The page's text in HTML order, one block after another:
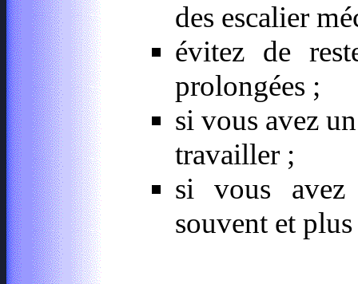
des escalier
évitez de
prolongées ;
si vous avez
travailler ;
si vous
souvent et